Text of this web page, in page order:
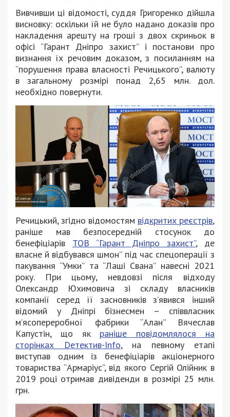
Вивчивши ці відомості, суддя Григоренко дійшла
висновку: оскільки їй не було надано доказів про
накладення арешту на гроші з двох скриньок в
офісі “Гарант Дніпро захист” і постанови про
визнання їх речовим доказом, з посиланням на
“порушення права власності Речицького”, валюту
в загальному розмірі понад 2,65 млн. дол.
необхідно повернути.
Речицький, згідно відомостям відкритих реєстрів,
раніше мав безпосередній стосунок до
бенефіціарів ТОВ “Гарант Дніпро захист”, де
власне й відбувався шмон” під час спецоперації з
пакування “Умки” та “Лаші Свана” навесні 2021
року. При цьому, невдовзі після відходу
Олександр Юхимовича зі складу власників
компанії серед її засновників з’явився інший
відомий у Дніпрі бізнесмен – співвласник
м’ясопереробної фабрики “Алан” Вячеслав
Капустін, що як раніше повідомлялося на
сторінках Dетектив-Info, на певному етапі
виступав одним із бенефіціарів акціонерного
товариства “Армаріус”, від якого Сергій Олійник в
2019 році отримав дивіденди в розмірі 25 млн.
грн.